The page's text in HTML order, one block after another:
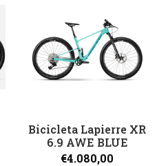
Bicicleta Lapierre XR
6.9 AWE BLUE
€4.080,00